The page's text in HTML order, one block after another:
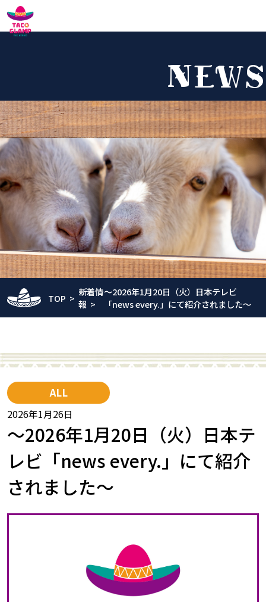
NEWS
TOP
新着情
報
～2026年1月20日（火）日本テレビ
「news every.」にて紹介されました～
ALL
2026年1月26日
～2026年1月20日（火）日本テ
レビ「news every.」にて紹介
されました～